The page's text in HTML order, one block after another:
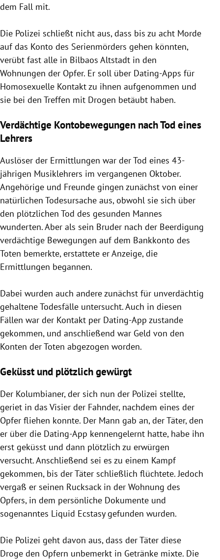
dem Fall mit.
Die Polizei schließt nicht aus, dass bis zu acht Morde
auf das Konto des Serienmörders gehen könnten,
verübt fast alle in Bilbaos Altstadt in den
Wohnungen der Opfer. Er soll über Dating-Apps für
Homosexuelle Kontakt zu ihnen aufgenommen und
sie bei den Treffen mit Drogen betäubt haben.
Verdächtige Kontobewegungen nach Tod eines
Lehrers
Auslöser der Ermittlungen war der Tod eines 43-
jährigen Musiklehrers im vergangenen Oktober.
Angehörige und Freunde gingen zunächst von einer
natürlichen Todesursache aus, obwohl sie sich über
den plötzlichen Tod des gesunden Mannes
wunderten. Aber als sein Bruder nach der Beerdigung
verdächtige Bewegungen auf dem Bankkonto des
Toten bemerkte, erstattete er Anzeige, die
Ermittlungen begannen.
Dabei wurden auch andere zunächst für unverdächtig
gehaltene Todesfälle untersucht. Auch in diesen
Fällen war der Kontakt per Dating-App zustande
gekommen, und anschließend war Geld von den
Konten der Toten abgezogen worden.
Geküsst und plötzlich gewürgt
Der Kolumbianer, der sich nun der Polizei stellte,
geriet in das Visier der Fahnder, nachdem eines der
Opfer fliehen konnte. Der Mann gab an, der Täter, den
er über die Dating-App kennengelernt hatte, habe ihn
erst geküsst und dann plötzlich zu erwürgen
versucht. Anschließend sei es zu einem Kampf
gekommen, bis der Täter schließlich flüchtete. Jedoch
vergaß er seinen Rucksack in der Wohnung des
Opfers, in dem persönliche Dokumente und
sogenanntes Liquid Ecstasy gefunden wurden.
Die Polizei geht davon aus, dass der Täter diese
Droge den Opfern unbemerkt in Getränke mixte. Die